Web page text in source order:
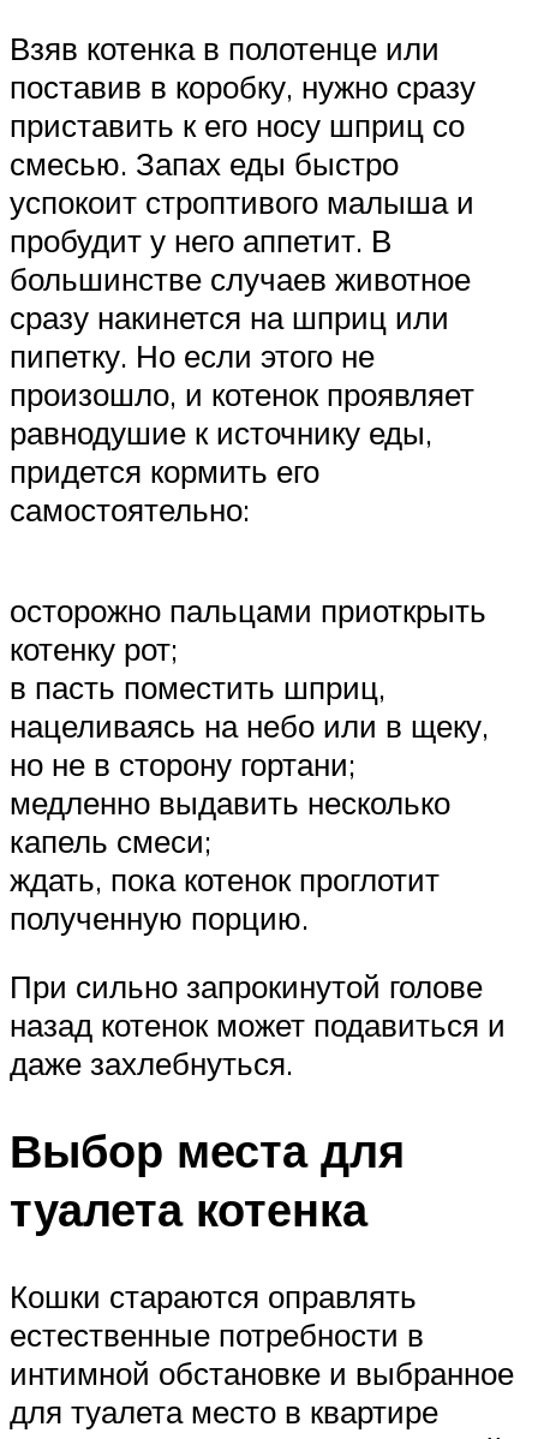
Взяв котенка в полотенце или
поставив в коробку, нужно сразу
приставить к его носу шприц со
смесью. Запах еды быстро
успокоит строптивого малыша и
пробудит у него аппетит. В
большинстве случаев животное
сразу накинется на шприц или
пипетку. Но если этого не
произошло, и котенок проявляет
равнодушие к источнику еды,
придется кормить его
самостоятельно:
осторожно пальцами приоткрыть
котенку рот;
в пасть поместить шприц,
нацеливаясь на небо или в щеку,
но не в сторону гортани;
медленно выдавить несколько
капель смеси;
ждать, пока котенок проглотит
полученную порцию.
При сильно запрокинутой голове
назад котенок может подавиться и
даже захлебнуться.
Выбор места для
туалета котенка
Кошки стараются оправлять
естественные потребности в
интимной обстановке и выбранное
для туалета место в квартире